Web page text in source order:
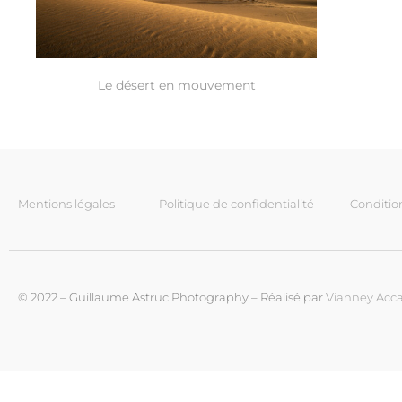
Le désert en mouvement
Mentions légales Politique de confidentialité
© 2022 – Guillaume Astruc Photography – Réalisé parVianney